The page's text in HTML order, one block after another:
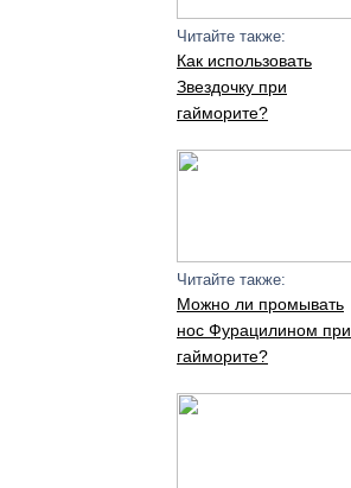
Читайте также:
Как использовать
Звездочку при
гайморите?
Читайте также:
Можно ли промывать
нос Фурацилином при
гайморите?